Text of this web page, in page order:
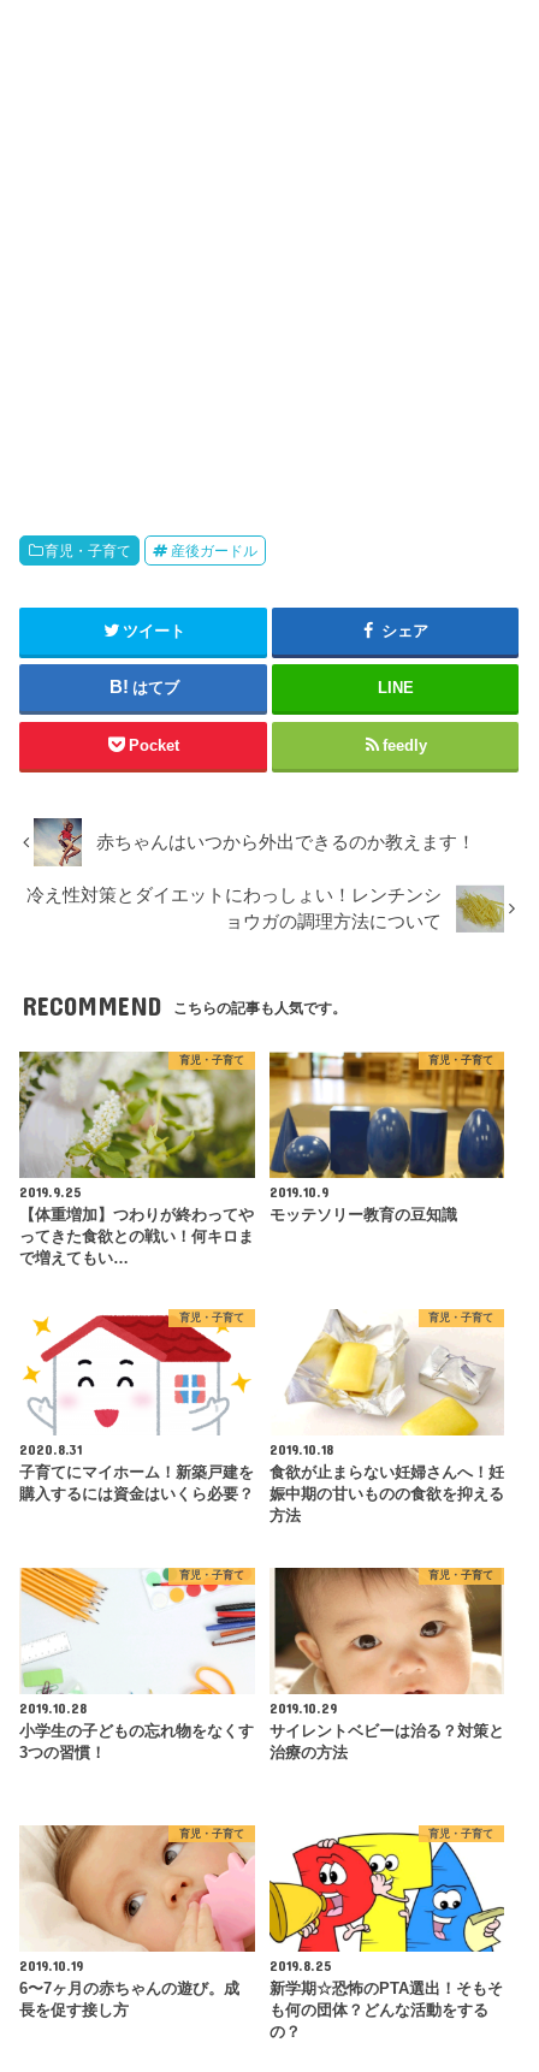
育児・子育て 産後ガードル
ツイート シェア
はてブ LINE
Pocket feedly
赤ちゃんはいつから外出できるのか教えます！
冷え性対策とダイエットにわっしょい！レンチンシ
ョウガの調理方法について
RECOMMEND こちらの記事も人気です。
育児・子育て
2019.9.25
【体重増加】つわりが終わってや
ってきた食欲との戦い！何キロま
で増えてもい…
育児・子育て
2019.10.9
モッテソリー教育の豆知識
育児・子育て
2020.8.31
子育てにマイホーム！新築戸建を
購入するには資金はいくら必要？
育児・子育て
2019.10.18
食欲が止まらない妊婦さんへ！妊
娠中期の甘いものの食欲を抑える
方法
育児・子育て
2019.10.28
小学生の子どもの忘れ物をなくす
3つの習慣！
育児・子育て
2019.10.29
サイレントベビーは治る？対策と
治療の方法
育児・子育て
2019.10.19
6〜7ヶ月の赤ちゃんの遊び。成
長を促す接し方
育児・子育て
2019.8.25
新学期☆恐怖のPTA選出！そもそ
も何の団体？どんな活動をする
の？